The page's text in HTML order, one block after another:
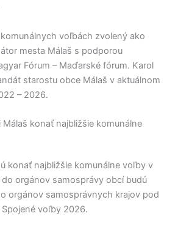
voľbách zvolený ako
mesta Málaš s podporou
Fórum – Maďarské fórum. Karol
starostu obce Málaš v aktuálnom
– 2026.
konať najbližšie komunálne
konať najbližšie komunálne voľby v
orgánov samosprávy obcí budú
orgánov samosprávnych krajov pod
voľby 2026.